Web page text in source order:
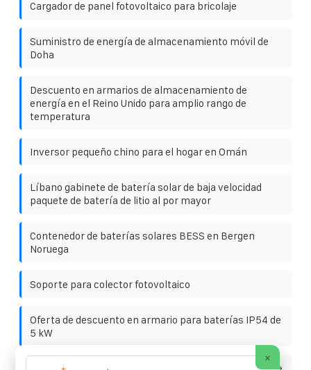
Cargador de panel fotovoltaico para bricolaje
Suministro de energía de almacenamiento móvil de
Doha
Descuento en armarios de almacenamiento de
energía en el Reino Unido para amplio rango de
temperatura
Inversor pequeño chino para el hogar en Omán
Líbano gabinete de batería solar de baja velocidad
paquete de batería de litio al por mayor
Contenedor de baterías solares BESS en Bergen
Noruega
Soporte para colector fotovoltaico
Oferta de descuento en armario para baterías IP54 de
5 kW
×